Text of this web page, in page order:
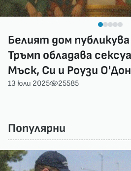
Белият дом публикува
Тръмп обладава
Мъск, Си и Роузи
13 юли 2025 25585
Популярни